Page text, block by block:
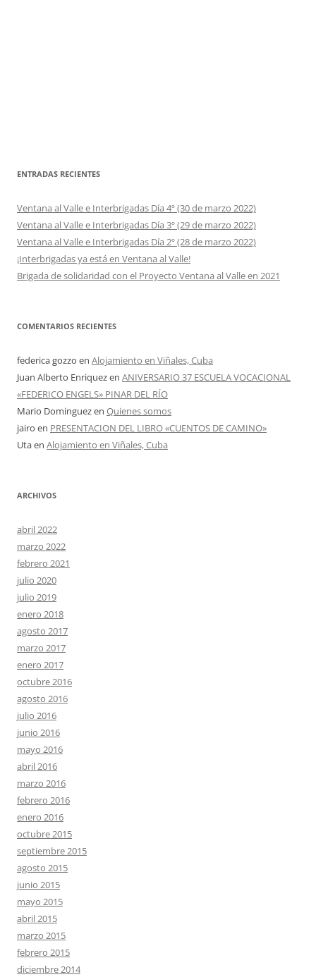
ENTRADAS RECIENTES
Ventana al Valle e Interbrigadas Día 4º (30 de marzo 2022)
Ventana al Valle e Interbrigadas Día 3º (29 de marzo 2022)
Ventana al Valle e Interbrigadas Día 2º (28 de marzo 2022)
¡Interbrigadas ya está en Ventana al Valle!
Brigada de solidaridad con el Proyecto Ventana al Valle en 2021
COMENTARIOS RECIENTES
federica gozzo en Alojamiento en Viñales, Cuba
Juan Alberto Enriquezen ANIVERSARIO 37 ESCUELA VOCACIONAL
«FEDERICO ENGELS» PINAR DEL RÍO
Mario Dominguezen Quienes somos
jairo en PRESENTACION DEL LIBRO «CUENTOS DE CAMINO»
Utaen Alojamiento en Viñales, Cuba
ARCHIVOS
abril 2022
marzo 2022
febrero 2021
julio 2020
julio 2019
enero 2018
agosto 2017
marzo 2017
enero 2017
octubre 2016
agosto 2016
julio 2016
junio 2016
mayo 2016
abril 2016
marzo 2016
febrero 2016
enero 2016
octubre 2015
septiembre 2015
agosto 2015
junio 2015
mayo 2015
abril 2015
marzo 2015
febrero 2015
diciembre 2014